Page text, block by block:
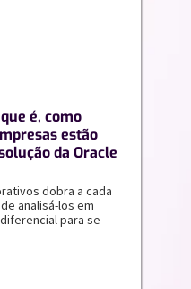
é, como
estão
da Oracle
dobra a cada
analisá-los em
para se